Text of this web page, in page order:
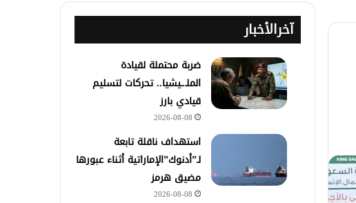
آخرالأخبار
ضربة محتملة لقيادة
الملـ.ـيشيا.. تحركات لتسليم
قيادي بارز
2026-08-08
استهداف ناقلة تابعة
لـ”أدنوك”الإماراتية أثناء عبورها
مضيق هرمز
2026-08-08